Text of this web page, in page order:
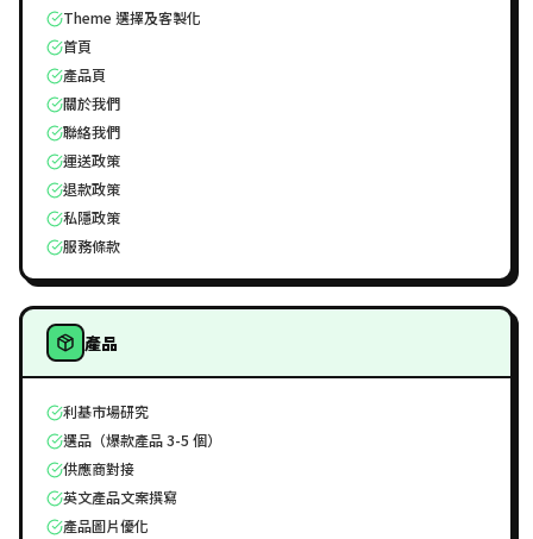
Theme 選擇及客製化
首頁
產品頁
關於我們
聯絡我們
運送政策
退款政策
私隱政策
服務條款
產品
利基市場研究
選品（爆款產品 3-5 個）
供應商對接
英文產品文案撰寫
產品圖片優化